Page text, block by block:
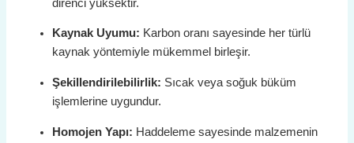
direnci yüksektir.
Kaynak Uyumu: Karbon oranı sayesinde her türlü
kaynak yöntemiyle mükemmel birleşir.
Şekillendirilebilirlik: Sıcak veya soğuk büküm
işlemlerine uygundur.
Homojen Yapı: Haddeleme sayesinde malzemenin